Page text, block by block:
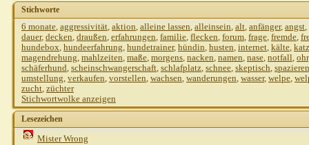
Stichworte
6 monate, aggressivität, aktion, alleine lassen, alleinsein, alt, anfänger, angst,
dauer, decken, draußen, erfahrungen, familie, flecken, forum, frage, fremde,
hundebox, hundeerfahrung, hundetrainer, hündin, husten, internet, kälte,
magendrehung, mahlzeiten, maße, morgens, nacken, namen, nase, notfall, ohr
schäferhund, scheinschwangerschaft, schlafplatz, schnee, skeptisch, spazieren
umstellung, verkaufen, vorstellen, wachsen, wanderungen, wasser, welpe,
zucht, züchter
Stichwortwolke anzeigen
Lesezeichen
Mister Wrong